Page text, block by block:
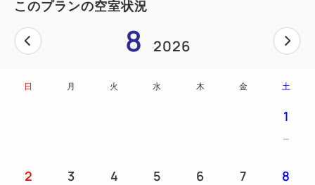
6.アルコール製剤による客室・調理場・客席の消毒殺
菌を定期的に行っています
このプランの空室状況
8 2026
日 月 火 水 木 金 土
1
2 3 4 5 6 7 8